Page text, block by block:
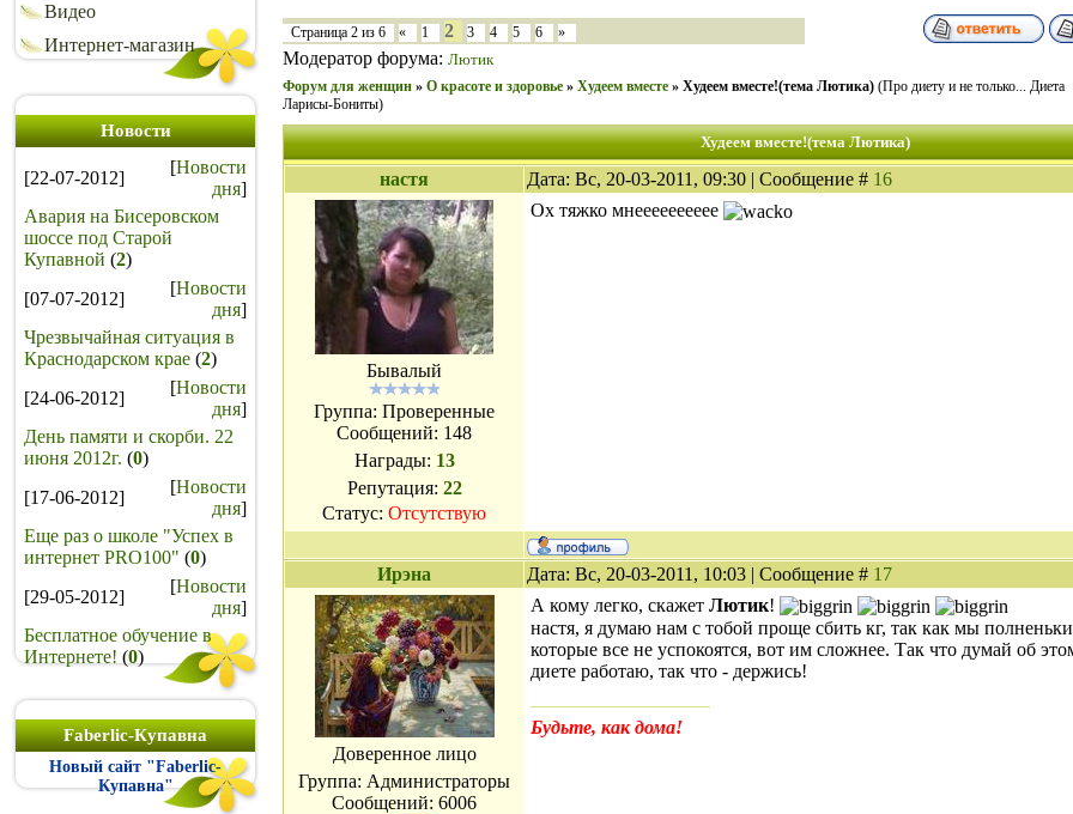
Видео
Интернет-магазин
Новости
[22-07-2012]
[Новости
дня]
Авария на Бисеровском
шоссе под Старой
Купавной (2)
[07-07-2012]
[Новости
дня]
Чрезвычайная ситуация в
Краснодарском крае (2)
[24-06-2012]
[Новости
дня]
День памяти и скорби. 22
июня 2012г. (0)
[17-06-2012]
[Новости
дня]
Еще раз о школе "Успех в
интернет PRO100" (0)
[29-05-2012]
[Новости
дня]
Бесплатное обучение в
Интернете! (0)
Faberlic-Купавна
Новый сайт "Faberlic-
Купавна"
Страница 2 из 6 « 1 2 3 4 5 6 »
Модератор форума: Лютик
Форум для женщин » О красоте и здоровье » Худеем вместе » Худеем вместе!(тема Лютика) (Про диету и не только... Диета
Ларисы-Бониты)
Худеем вместе!(тема Лютика)
настя Дата: Вс, 20-03-2011, 09:30 | Сообщение # 16
Бывалый
Группа: Проверенные
Сообщений: 148
Награды: 13
Репутация: 22
Статус: Отсутствую
Ох тяжко мнееееееееее
Ирэна Дата: Вс, 20-03-2011, 10:03 | Сообщение # 17
Доверенное лицо
Группа: Администраторы
Сообщений: 6006
А кому легко, скажет Лютик!
настя, я думаю нам с тобой проще сбить кг, так как мы
которые все не успокоятся, вот им сложнее. Так что думай об
диете работаю, так что - держись!
Будьте, как дома!